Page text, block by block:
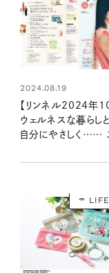
2024.08.19
【リンネル2024年
ウェルネスな暮らし
自分にやさしく……
集を最速レポート＜